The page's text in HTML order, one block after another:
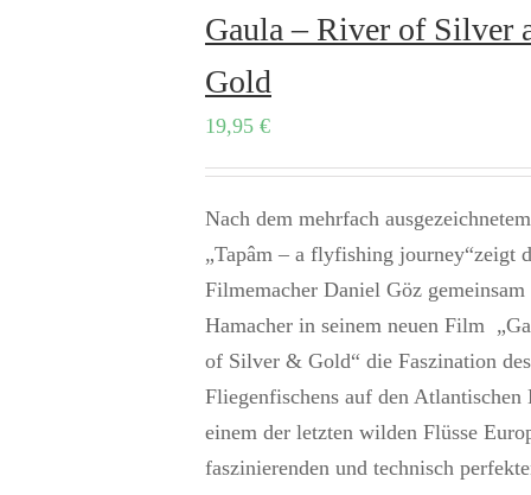
Gaula – River of Silver
Gold
19,95 €
Nach dem mehrfach
„Tapâm – a flyfishing journey“zeigt
Filmemacher Daniel Göz
Hamacher in seinem neuen Film
of Silver & Gold“ die Faszination des
Fliegenfischens auf den Atlantischen
einem der letzten wilden Flüsse
faszinierenden und technisch